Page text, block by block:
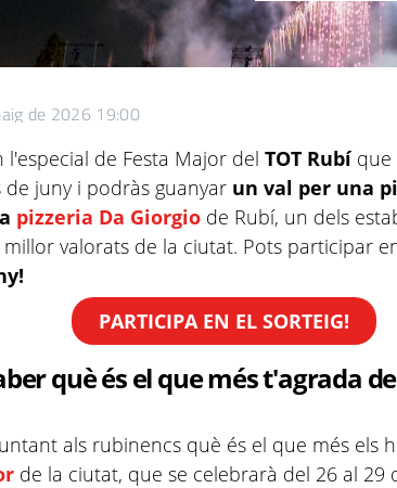
de 2026 19:00
l'especial de Festa Major delTOT Rubíque
de juny i podràs guanyar un val per una
pizzeria Da Giorgio de Rubí, un dels
valorats de la ciutat. Pots participar
PARTICIPA EN EL SORTEIG!
què és el que més t'agrada
als rubinencs què és el que més els
de la ciutat, que se celebrarà del 26 al 29